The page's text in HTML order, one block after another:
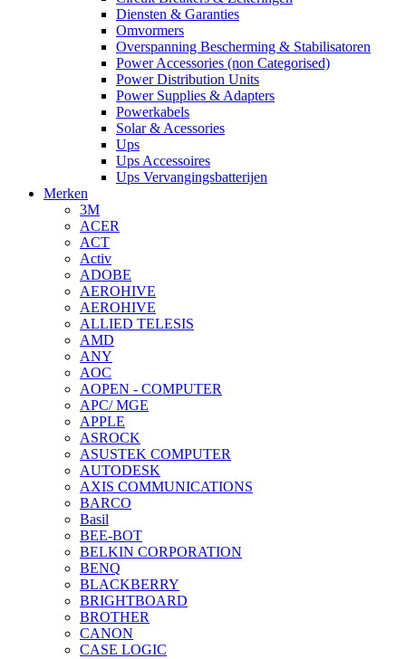
Diensten & Garanties
Omvormers
Overspanning Bescherming & Stabilisatoren
Power Accessories (non Categorised)
Power Distribution Units
Power Supplies & Adapters
Powerkabels
Solar & Acessories
Ups
Ups Accessoires
Ups Vervangingsbatterijen
Merken
3M
ACER
ACT
Activ
ADOBE
AEROHIVE
AEROHIVE
ALLIED TELESIS
AMD
ANY
AOC
AOPEN - COMPUTER
APC/ MGE
APPLE
ASROCK
ASUSTEK COMPUTER
AUTODESK
AXIS COMMUNICATIONS
BARCO
Basil
BEE-BOT
BELKIN CORPORATION
BENQ
BLACKBERRY
BRIGHTBOARD
BROTHER
CANON
CASE LOGIC